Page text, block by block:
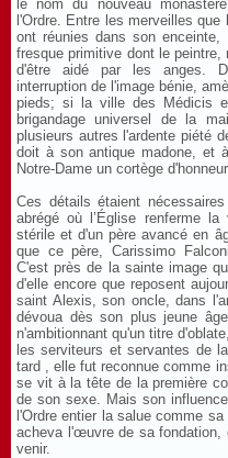
le nom du nouveau
l'Ordre. Entre les merveilles
ont réunies dans son
fresque primitive dont le
d'être aidé par les anges.
interruption de l'image bénie,
pieds; si la ville des Médicis
brigandage universel de la
plusieurs autres l'ardente piété
doit à son antique madone, et
Notre-Dame un cortège
Ces détails étaient
abrégé où l’Église renferme
stérile et d'un père avancé en
que ce père, Carissimo
C'est près de la sainte image
d'elle encore que reposent
saint Alexis, son oncle, dans
dévoua dès son plus jeune
n'ambitionnant qu'un titre
les serviteurs et servantes de
tard , elle fut reconnue comme
se vit à la tête de la première
de son sexe. Mais son
l'Ordre entier la salue comme
acheva l'œuvre de sa
venir.